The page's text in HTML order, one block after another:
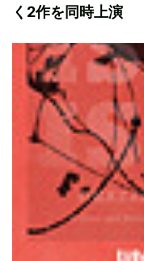
く2作を同時上演